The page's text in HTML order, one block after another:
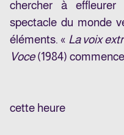
chercher à
spectacle du monde
éléments. « La voix
Voce(1984)
se
cette heure
de la